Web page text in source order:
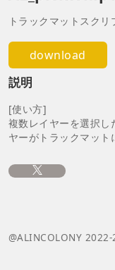
トラックマットスクリ
download
説明
[使い方]
複数レイヤーを選択し
ヤーがトラックマット
@ALINCOLONY